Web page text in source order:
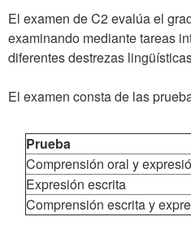
El examen de C2 evalúa el
examinando mediante tareas
diferentes destrezas
El examen consta de las
Prueba
Comprensión oral y
Expresión escrita
Comprensión escrita y